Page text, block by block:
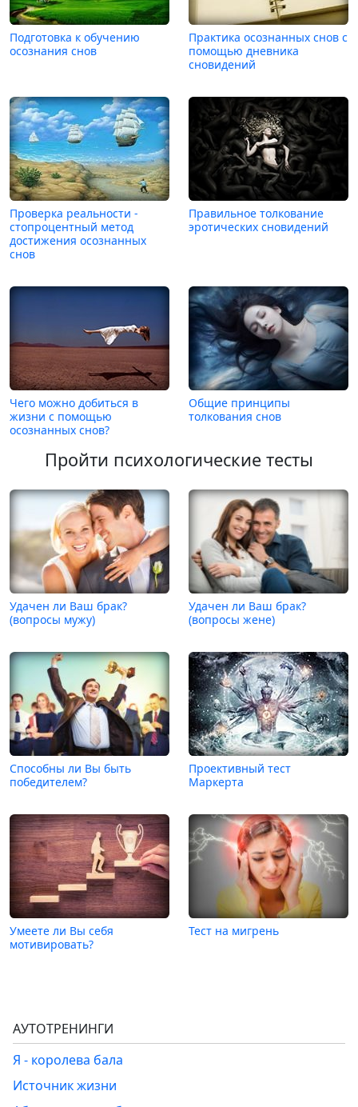
Подготовка к обучению
осознания снов
Практика осознанных снов с
помощью дневника
сновидений
Проверка реальности -
стопроцентный метод
достижения осознанных
снов
Правильное толкование
эротических сновидений
Чего можно добиться в
жизни с помощью
осознанных снов?
Общие принципы
толкования снов
Пройти психологические тесты
Удачен ли Ваш брак?
(вопросы мужу)
Удачен ли Ваш брак?
(вопросы жене)
Способны ли Вы быть
победителем?
Проективный тест
Маркерта
Умеете ли Вы себя
мотивировать?
Тест на мигрень
АУТОТРЕНИНГИ
Я - королева бала
Источник жизни